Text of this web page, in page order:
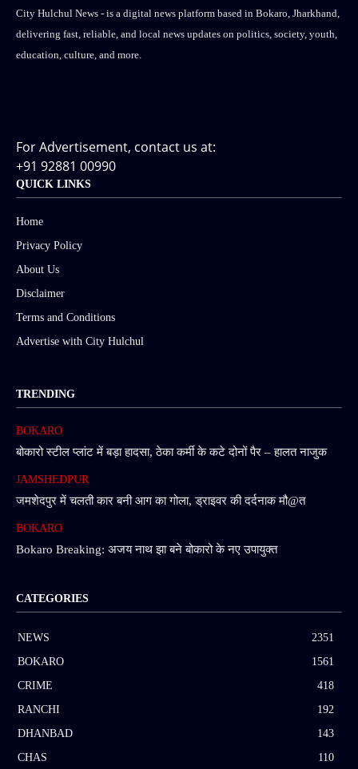
City Hulchul News - is a digital news platform based in Bokaro, Jharkhand,
delivering fast, reliable, and local news updates on politics, society, youth,
education, culture, and more.
For Advertisement, contact us at:
+91 92881 00990
QUICK LINKS
Home
Privacy Policy
About Us
Disclaimer
Terms and Conditions
Advertise with City Hulchul
TRENDING
BOKARO
बोकारो स्टील प्लांट में बड़ा हादसा, ठेका कर्मी के कटे दोनों पैर – हालत नाजुक
JAMSHEDPUR
जमशेदपुर में चलती कार बनी आग का गोला, ड्राइवर की दर्दनाक मौ@त
BOKARO
Bokaro Breaking: अजय नाथ झा बने बोकारो के नए उपायुक्त
CATEGORIES
NEWS
2351
BOKARO
1561
CRIME
418
RANCHI
192
DHANBAD
143
CHAS
110